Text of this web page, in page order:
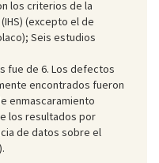
los criterios de la
(excepto el de
Seis estudios
fue de 6. Los defectos
encontrados fueron
enmascaramiento
los resultados por
de datos sobre el